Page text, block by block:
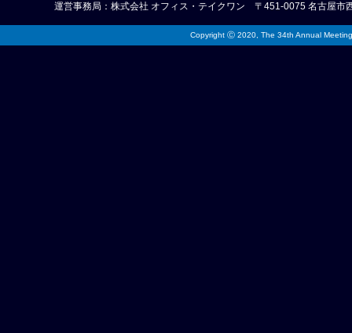
運営事務局：株式会社 オフィス・テイクワン 〒451-0075 名古
Copyright Ⓒ 2020, The 34th Annual